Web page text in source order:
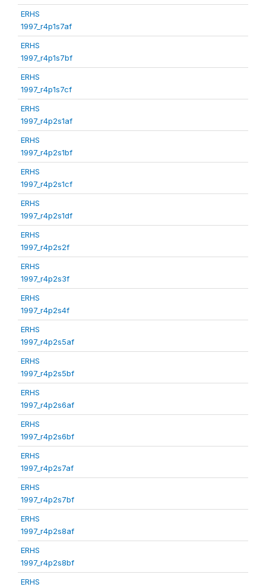
ERHS
1997_r4p1s7af
ERHS
1997_r4p1s7bf
ERHS
1997_r4p1s7cf
ERHS
1997_r4p2s1af
ERHS
1997_r4p2s1bf
ERHS
1997_r4p2s1cf
ERHS
1997_r4p2s1df
ERHS
1997_r4p2s2f
ERHS
1997_r4p2s3f
ERHS
1997_r4p2s4f
ERHS
1997_r4p2s5af
ERHS
1997_r4p2s5bf
ERHS
1997_r4p2s6af
ERHS
1997_r4p2s6bf
ERHS
1997_r4p2s7af
ERHS
1997_r4p2s7bf
ERHS
1997_r4p2s8af
ERHS
1997_r4p2s8bf
ERHS